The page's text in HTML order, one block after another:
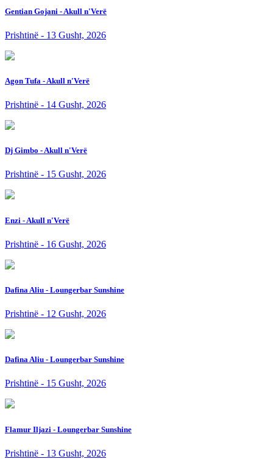
Gentian Gojani - Akull n'Verë
Prishtinë - 13 Gusht, 2026
Agon Tufa - Akull n'Verë
Prishtinë - 14 Gusht, 2026
Dj Gimbo - Akull n'Verë
Prishtinë - 15 Gusht, 2026
Enzi - Akull n'Verë
Prishtinë - 16 Gusht, 2026
Dafina Aliu - Loungerbar Sunshine
Prishtinë - 12 Gusht, 2026
Dafina Aliu - Loungerbar Sunshine
Prishtinë - 15 Gusht, 2026
Flamur Iljazi - Loungerbar Sunshine
Prishtinë - 13 Gusht, 2026